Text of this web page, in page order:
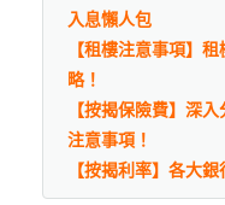
入息懶人包
【租樓注意事項】
略！
【按揭保險費】深
注意事項！
【按揭利率】各大